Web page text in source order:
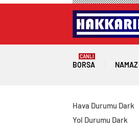
BORSA
CANLI
Hava Durumu Dark
Yol Durumu Dark